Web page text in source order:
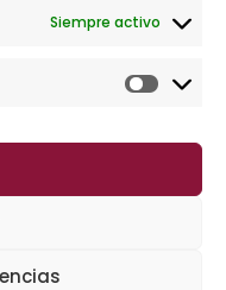
Siempre activo
Mora